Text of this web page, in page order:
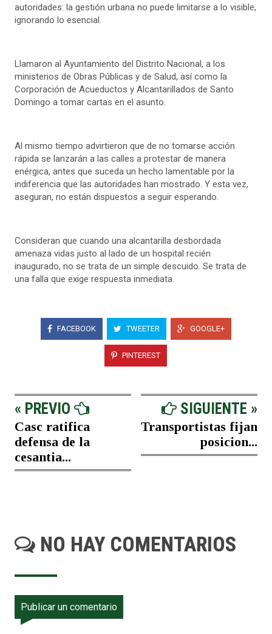
autoridades: la gestión urbana no puede limitarse a lo visible,
ignorando lo esencial.
Llamaron al Ayuntamiento del Distrito Nacional, a los
ministerios de Obras Públicas y de Salud, así como la
Corporación de Acueductos y Alcantarillados de Santo
Domingo a tomar cartas en el asunto.
Al mismo tiempo advirtieron que de no tomarse acción
rápida se lanzarán a las calles a protestar de manera
enérgica, antes que suceda un hecho lamentable por la
indiferencia que las autoridades han mostrado. Y esta vez,
aseguran, no están dispuestos a seguir esperando.
Consideran que cuando una alcantarilla desbordada
amenaza vidas justo al lado de un hospital recién
inaugurado, no se trata de un simple descuido. Se trata de
una falla que exige respuesta inmediata.
FACEBOOK TWEETER GOOGLE+
PINTEREST
« PREVIO
Casc ratifica
defensa de la
cesantia...
SIGUIENTE »
Transportistas fijan
posicion...
NO HAY COMENTARIOS
Publicar un comentario